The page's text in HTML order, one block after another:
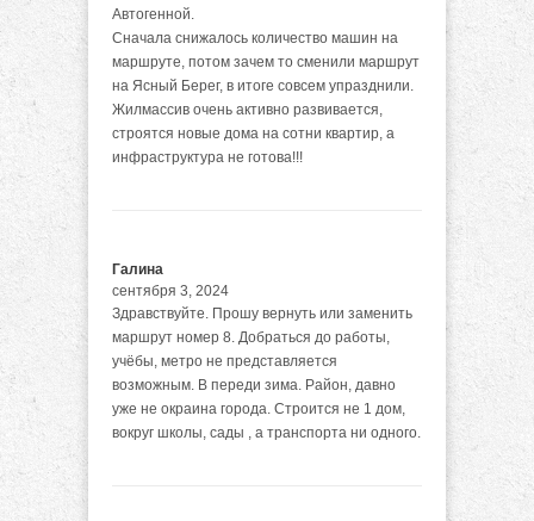
Автогенной.
Сначала снижалось количество машин на
маршруте, потом зачем то сменили маршрут
на Ясный Берег, в итоге совсем упразднили.
Жилмассив очень активно развивается,
строятся новые дома на сотни квартир, а
инфраструктура не готова!!!
Галина
сентября 3, 2024
Здравствуйте. Прошу вернуть или заменить
маршрут номер 8. Добраться до работы,
учёбы, метро не представляется
возможным. В переди зима. Район, давно
уже не окраина города. Строится не 1 дом,
вокруг школы, сады , а транспорта ни одного.